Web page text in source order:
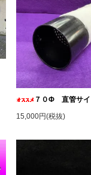
７０Φ 直管サイ
15,000円(税抜)